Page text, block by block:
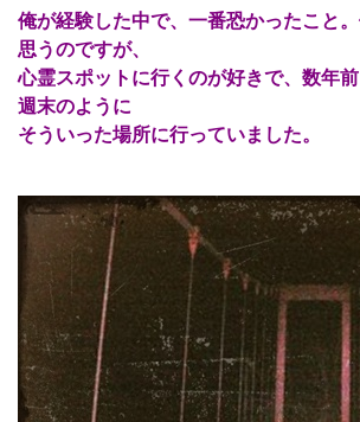
俺が経験した中で、一番恐かったこと
思うのですが、
心霊スポットに行くのが好きで、数年
週末のように
そういった場所に行っていました。